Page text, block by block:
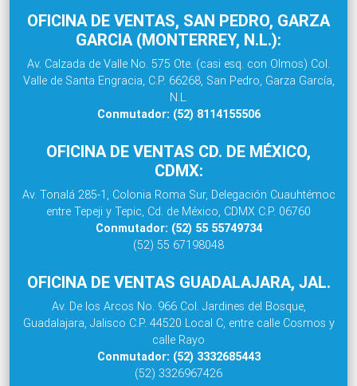
OFICINA DE VENTAS, SAN PEDRO, GARZA
GARCIA (MONTERREY, N.L.):
Av. Calzada de Valle No. 575 Ote. (casi esq. con Olmos) Col.
Valle de Santa Engracia, C.P. 66268, San Pedro, Garza García,
N.L.
Conmutador: (52) 8114155506
OFICINA DE VENTAS CD. DE MÉXICO,
CDMX:
Av. Tonalá 285-1, Colonia Roma Sur, Delegación Cuauhtémoc
entre Tepeji y Tepic, Cd. de México, CDMX C.P. 06760
Conmutador: (52) 55 55749734
(52) 55 67198048
OFICINA DE VENTAS GUADALAJARA, JAL.
Av. De los Arcos No. 966 Col. Jardines del Bosque,
Guadalajara, Jalisco C.P. 44520 Local C, entre calle Cosmos y
calle Rayo
Conmutador: (52) 3332685443
(52) 3326967426